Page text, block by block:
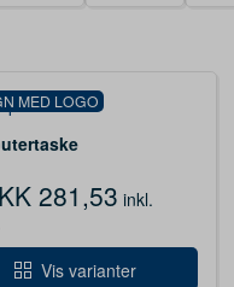
MED LOGO
281,53 inkl.
Vis varianter